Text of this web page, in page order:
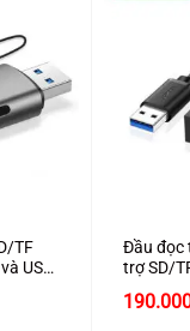
TF
USB
Đầu đọc
trợ SD/
cao cấp
Giá